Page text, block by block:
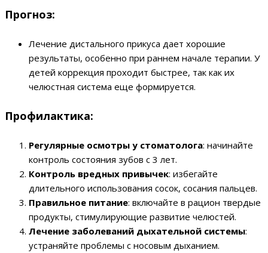
Прогноз:
Лечение дистального прикуса дает хорошие
результаты, особенно при раннем начале терапии. У
детей коррекция проходит быстрее, так как их
челюстная система еще формируется.
Профилактика:
Регулярные осмотры у стоматолога: начинайте
контроль состояния зубов с 3 лет.
Контроль вредных привычек: избегайте
длительного использования сосок, сосания пальцев.
Правильное питание: включайте в рацион твердые
продукты, стимулирующие развитие челюстей.
Лечение заболеваний дыхательной системы:
устраняйте проблемы с носовым дыханием.